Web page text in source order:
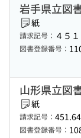
岩手県立図
紙
請求記号： ４５
図書登録番号：
山形県立図
紙
請求記号：
図書登録番号：